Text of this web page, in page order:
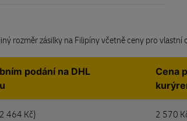
rozměr zásilky na Filipíny včetně ceny pro
podání na DHL
Cena
464 Kč) 2 570